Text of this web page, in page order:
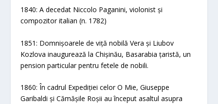
1840: A decedat Niccolo Paganini, violonist și
compozitor italian (n. 1782)
1851: Domnișoarele de viță nobilă Vera și Liubov
Kozlova inaugurează la Chișinău, Basarabia țaristă, un
pension particular pentru fetele de nobili.
1860: În cadrul Expediției celor O Mie, Giuseppe
Garibaldi și Cămășile Roșii au început asaltul asupra